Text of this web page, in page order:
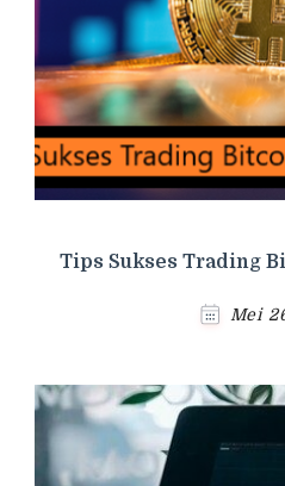
Tips Sukses Trading
Mei